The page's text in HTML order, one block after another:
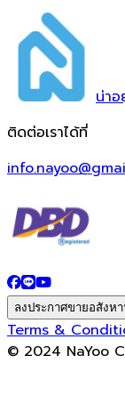
น่าอ
ติดต่อเราได้ที่
ลงประกาศขายอสังหา
Terms &
© 2024 NaYoo